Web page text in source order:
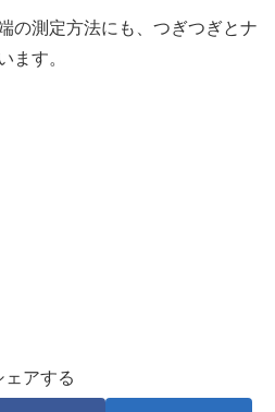
の測定方法にも、つぎつぎとナ
ます。
ェアする